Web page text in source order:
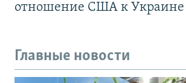
отношение США к Украине
Главные новости